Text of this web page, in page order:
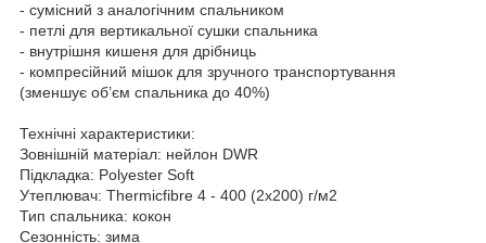
- сумісний з аналогічним спальником
- петлі для вертикальної сушки спальника
- внутрішня кишеня для дрібниць
- компресійний мішок для зручного транспортування
(зменшує об’єм спальника до 40%)
Технічні характеристики:
Зовнішній матеріал: нейлон DWR
Підкладка: Polyester Soft
Утеплювач: Thermicfibre 4 - 400 (2х200) г/м2
Тип спальника: кокон
Сезонність: зима